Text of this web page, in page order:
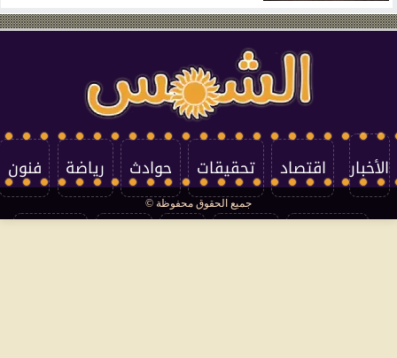
الأخبار اقتصاد تحقيقات حوادث رياضة فنون
جميع الحقوق محفوظة ©